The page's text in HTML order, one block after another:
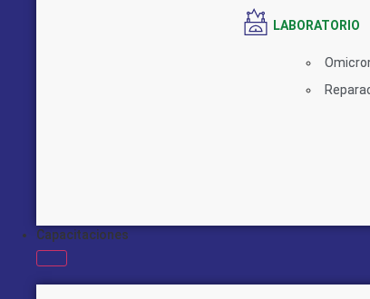
LABORATORIO
Capacitaciones